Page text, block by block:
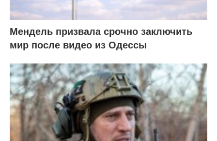
Мендель призвала срочно заключить
мир после видео из Одессы